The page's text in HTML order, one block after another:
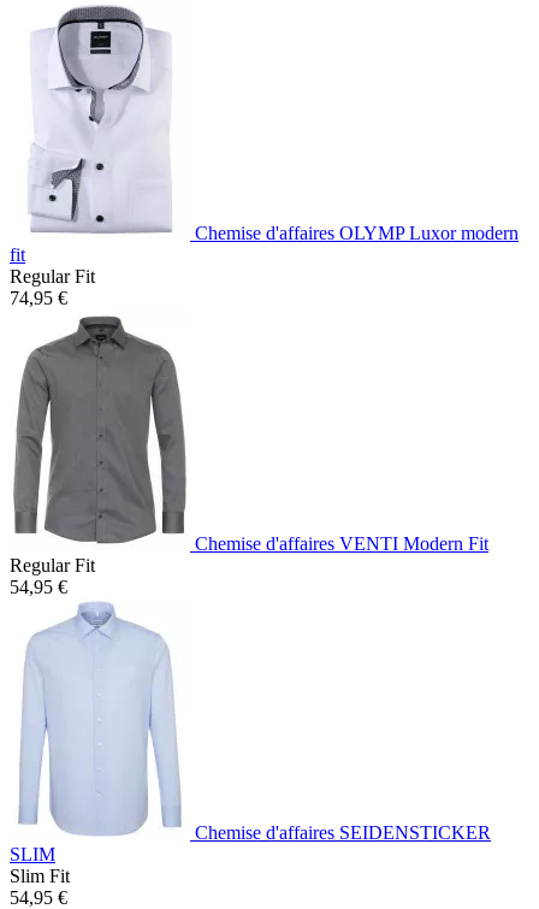
Chemise d'affaires OLYMP Luxor modern
fit
Regular Fit
74,95 €
Chemise d'affaires VENTI Modern Fit
Regular Fit
54,95 €
Chemise d'affaires SEIDENSTICKER
SLIM
Slim Fit
54,95 €